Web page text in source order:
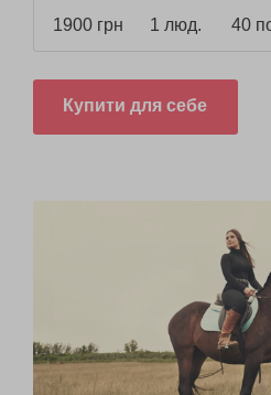
1900 грн 1 люд. 40
Купити для себе